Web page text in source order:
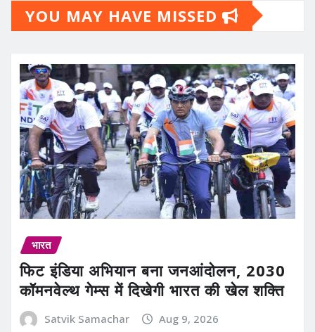
YOU MAY HAVE MISSED
भारत
फिट इंडिया अभियान बना जनआंदोलन, 2030
कॉमनवेल्थ गेम्स में दिखेगी भारत की खेल शक्ति
Satvik Samachar Aug 9, 2026